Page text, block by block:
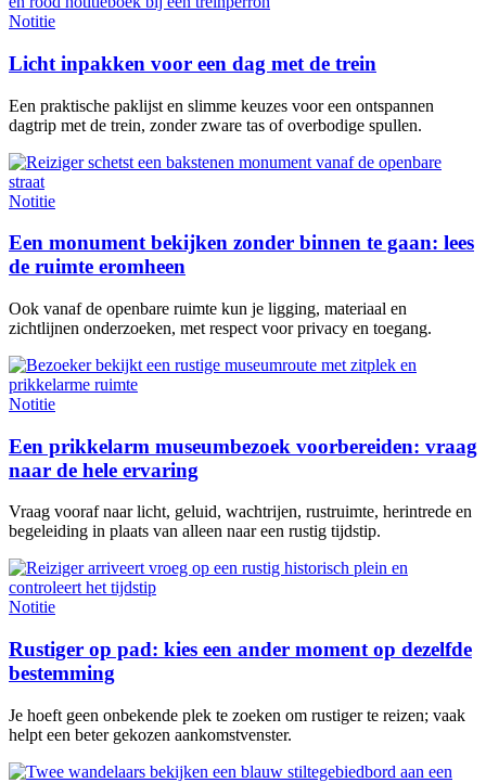
Notitie
Licht inpakken voor een dag met de trein
Een praktische paklijst en slimme keuzes voor een ontspannen
dagtrip met de trein, zonder zware tas of overbodige spullen.
Notitie
Een monument bekijken zonder binnen te gaan: lees
de ruimte eromheen
Ook vanaf de openbare ruimte kun je ligging, materiaal en
zichtlijnen onderzoeken, met respect voor privacy en toegang.
Notitie
Een prikkelarm museumbezoek voorbereiden: vraag
naar de hele ervaring
Vraag vooraf naar licht, geluid, wachtrijen, rustruimte, herintrede en
begeleiding in plaats van alleen naar een rustig tijdstip.
Notitie
Rustiger op pad: kies een ander moment op dezelfde
bestemming
Je hoeft geen onbekende plek te zoeken om rustiger te reizen; vaak
helpt een beter gekozen aankomstvenster.